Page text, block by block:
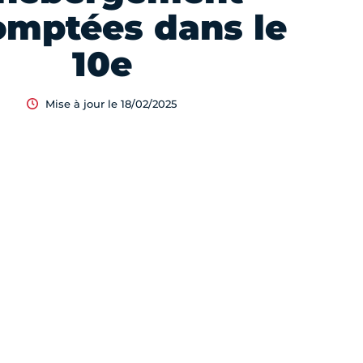
dans le
10e
Mise à jour le 18/02/2025